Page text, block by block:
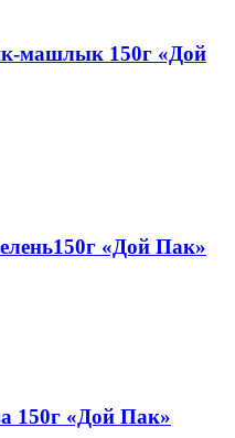
машлык 150г «Дой
«Дой Пак»
150г «Дой Пак»